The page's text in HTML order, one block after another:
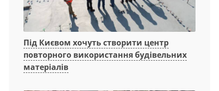
Під Києвом хочуть створити центр
повторного використання будівельних
матеріалів